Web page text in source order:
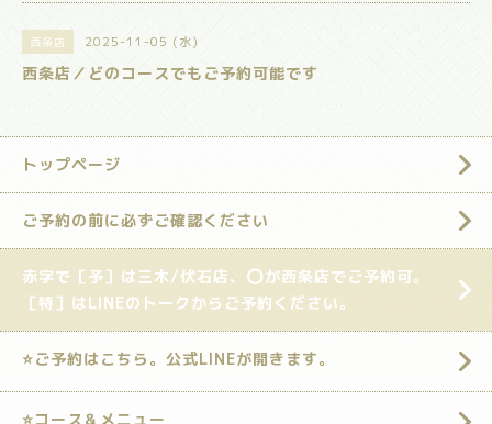
西条店 2025-11-05 (水)
西条店／どのコースでもご予約可能です
トップページ
ご予約の前に必ずご確認ください
赤字で［予］は三木/伏石店、⭕️が西条店でご予約可。
［特］はLINEのトークからご予約ください。
⭐️ご予約はこちら。公式LINEが開きます。
⭐️コース＆メニュー